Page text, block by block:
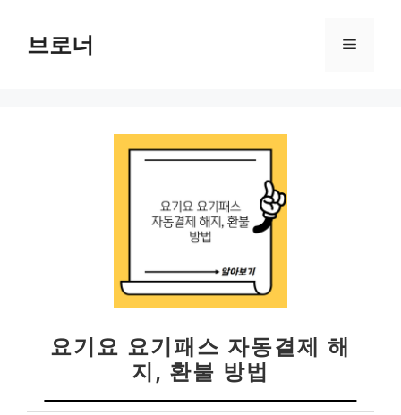
브로너 메
요기요 요기패스 자동결제 해
지, 환불 방법